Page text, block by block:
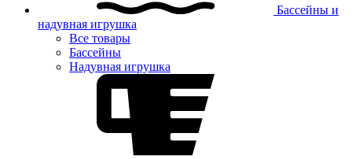
Бассейны и
надувная игрушка
Все товары
Бассейны
Надувная игрушка